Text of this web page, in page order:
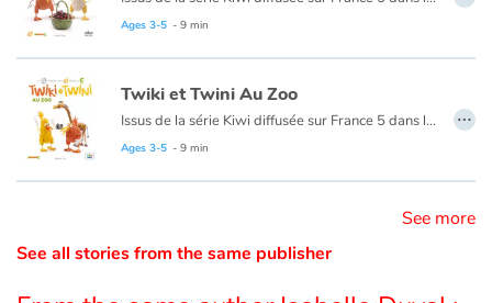
Catalogue anglais
Contraste +
Home
Ages 3-5 - 9 min
Twiki et Twini Au Zoo
Issus de la série Kiwi diffusée sur France 5 dans l’émission Zouzous, ces deux drôles d’oiseaux prennent les tout-petits par la main pour une découverte ludique de l’anglais. Au fil de leurs aventures, l’enfant apprend en douceur ses premiers mots d’anglais. Une aventure de Twiki et Twini pour faire ses premiers pas en anglais ! Nos deux funny birds rendent visite aux animaux du zoo qui leur ont réservé quelques surprises…
Ages 3-5 - 9 min
…
See more
See all stories from the same publisher